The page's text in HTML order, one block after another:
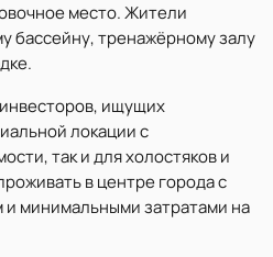
место. Жители
бассейну, тренажёрному залу
ищущих
локации с
так и для холостяков и
в центре города с
минимальными затратами на